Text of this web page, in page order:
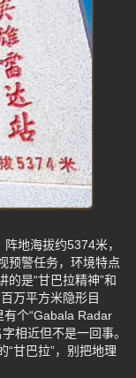
地海拔约5374米，
预警任务，环境特点
的是“甘巴拉精神”和
万平方米隐形目
个“Gabala Radar
相近但不是一回事。
“甘巴拉”，别把地理